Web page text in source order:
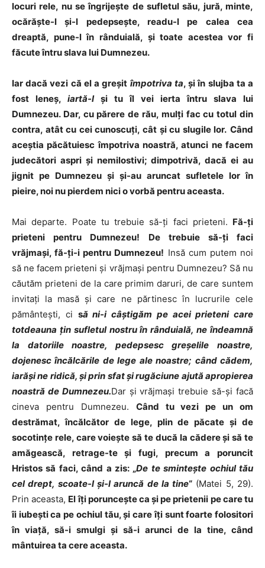
locuri rele, nu se îngrijeşte de sufletul său, jură, minte,
ocărăşte-l şi-l pedepseşte, readu-l pe calea cea
dreaptă, pune-l în rânduială, şi toate acestea vor fi
făcute întru slava lui Dumnezeu.
Iar dacă vezi că el a greşit împotriva ta, şi în slujba ta a
fost leneş, iartă-lşi tu îl vei ierta întru slava lui
Dumnezeu. Dar, cu părere de rău, mulţi fac cu totul din
contra, atât cu cei cunoscuţi, cât şi cu slugile lor. Când
aceştia păcătuiesc împotriva noastră, atunci ne facem
judecători aspri şi nemilostivi; dimpotrivă, dacă ei au
jignit pe Dumnezeu şi şi-au aruncat sufletele lor în
pieire, noi nu pierdem nici o vorbă pentru aceasta.
Mai departe. Poate tu trebuie să-ţi faci prieteni. Fă-ţi
prieteni pentru Dumnezeu! De trebuie să-ţi faci
vrăjmaşi, fă-ţi-i pentru Dumnezeu! Insă cum putem noi
să ne facem prieteni şi vrăjmaşi pentru Dumnezeu? Să nu
căutăm prieteni de la care primim daruri, de care suntem
invitaţi la masă şi care ne părtinesc în lucrurile cele
pământeşti, ci să ni-i câştigăm pe acei prieteni care
totdeauna ţin sufletul nostru în rânduială, ne îndeamnă
la datoriile noastre, pedepsesc greşelile noastre,
dojenesc încălcările de lege ale noastre; când cădem,
iarăşi ne ridică, şi prin sfat şi rugăciune ajută apropierea
noastră de Dumnezeu.Dar şi vrăjmaşi trebuie să-şi facă
cineva pentru Dumnezeu. Când tu vezi pe un om
destrămat, încălcător de lege, plin de păcate şi de
socotinţe rele, care voieşte să te ducă la cădere şi să te
amăgească, retrage-te şi fugi, precum a poruncit
Hristos să faci, când a zis: „De te sminteşte ochiul tău
cel drept, scoate-l şi-l aruncă de la tine“ (Matei 5, 29).
Prin aceasta, El îţi porunceşte ca şi pe prietenii pe care tu
îi iubeşti ca pe ochiul tău, şi care îţi sunt foarte folositori
în viaţă, să-i smulgi şi să-i arunci de la tine, când
mântuirea ta cere aceasta.